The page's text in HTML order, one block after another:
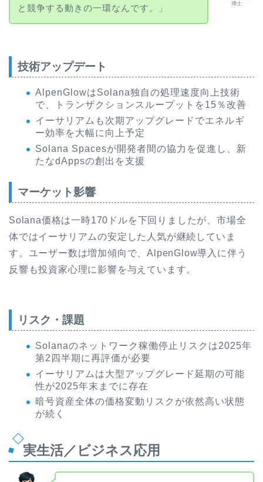
博士
と競争する動きの一環なんです。」
技術アップデート
AlpenGlowはSolana独自の処理速度向上技術
で、トランザクションスループットを15％改善
イーサリアムも次期アップグレードでエネルギ
ー効率を大幅に向上予定
Solana Spacesが開発者間の協力を促進し、新
たなdAppsの創出を支援
マーケット影響
Solana価格は一時170ドルを下回りましたが、市場全
体ではイーサリアムの安定した人気が継続していま
す。ユーザー数は増加傾向で、AlpenGlow導入に伴う
反響も投資家心理に影響を与えています。
リスク・課題
Solanaのネットワーク稼働停止リスクは2025年
第2四半期に再評価が必要
イーサリアムは大型アップグレード延期の可能
性が2025年末までに存在
暗号資産全体の価格変動リスクが依然高い状態
が続く
実生活／ビジネス応用